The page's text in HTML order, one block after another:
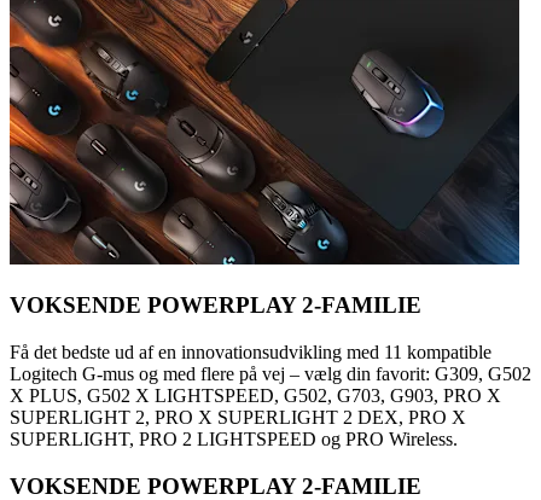
VOKSENDE POWERPLAY 2-FAMILIE
Få det bedste ud af en innovationsudvikling med 11 kompatible
Logitech G-mus og med flere på vej – vælg din favorit: G309, G502
X PLUS, G502 X LIGHTSPEED, G502, G703, G903, PRO X
SUPERLIGHT 2, PRO X SUPERLIGHT 2 DEX, PRO X
SUPERLIGHT, PRO 2 LIGHTSPEED og PRO Wireless.
VOKSENDE POWERPLAY 2-FAMILIE